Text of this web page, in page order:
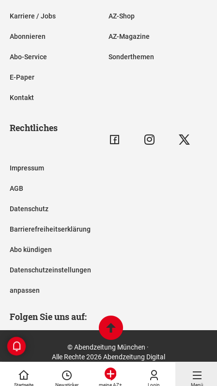
Startseite Newsticker meine AZ+ Login Menü
Karriere / Jobs
Abonnieren
Abo-Service
E-Paper
Kontakt
AZ-Shop
AZ-Magazine
Sonderthemen
Rechtliches
Impressum
AGB
Datenschutz
Barrierefreiheitserklärung
Abo kündigen
Datenschutzeinstellungen
anpassen
Folgen Sie uns auf:
© Abendzeitung München ·
Alle Rechte 2026 Abendzeitung Digital